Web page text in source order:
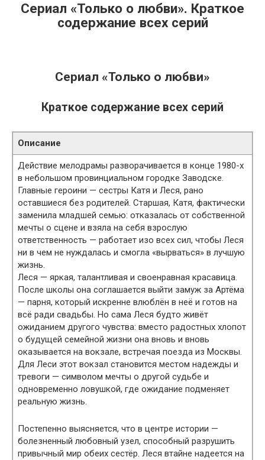
Сериал «Только о любви». Краткое
содержание всех серий
Сериал «Только о любви»
Краткое содержание всех серий
Описание
Действие мелодрамы разворачивается в конце 1980-х
в небольшом провинциальном городке Заводске.
Главные героини — сестры Катя и Леся, рано
оставшиеся без родителей. Старшая, Катя, фактически
заменила младшей семью: отказалась от собственной
мечты о сцене и взяла на себя взрослую
ответственность — работает изо всех сил, чтобы Леся
ни в чем не нуждалась и смогла «вырваться» в лучшую
жизнь.
Леся — яркая, талантливая и своенравная красавица.
После школы она соглашается выйти замуж за Артёма
— парня, который искренне влюблён в неё и готов на
всё ради свадьбы. Но сама Леся будто живёт
ожиданием другого чувства: вместо радостных хлопот
о будущей семейной жизни она вновь и вновь
оказывается на вокзале, встречая поезда из Москвы.
Для Леси этот вокзал становится местом надежды и
тревоги — символом мечты о другой судьбе и
одновременно ловушкой, где ожидание подменяет
реальную жизнь.
Постепенно выясняется, что в центре истории —
болезненный любовный узел, способный разрушить
привычный мир обеих сестёр. Леся втайне надеется на